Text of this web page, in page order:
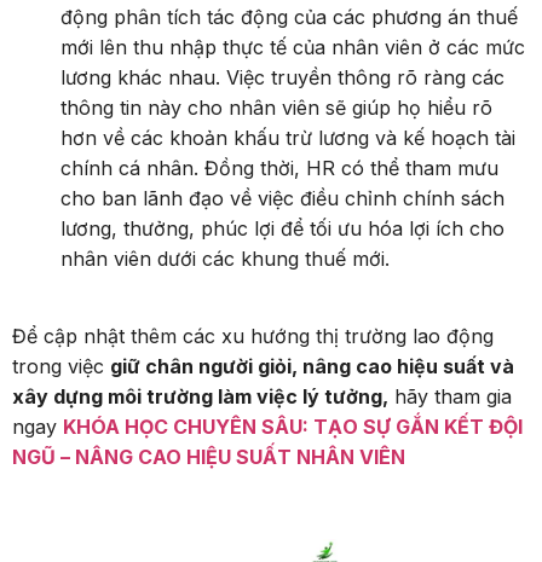
động phân tích tác động của các phương án thuế
mới lên thu nhập thực tế của nhân viên ở các mức
lương khác nhau. Việc truyền thông rõ ràng các
thông tin này cho nhân viên sẽ giúp họ hiểu rõ
hơn về các khoản khấu trừ lương và kế hoạch tài
chính cá nhân. Đồng thời, HR có thể tham mưu
cho ban lãnh đạo về việc điều chỉnh chính sách
lương, thưởng, phúc lợi để tối ưu hóa lợi ích cho
nhân viên dưới các khung thuế mới.
Để cập nhật thêm các xu hướng thị trường lao động
trong việc giữ chân người giỏi, nâng cao hiệu suất và
xây dựng môi trường làm việc lý tưởng, hãy tham gia
ngay KHÓA HỌC CHUYÊN SÂU: TẠO SỰ GẮN KẾT ĐỘI
NGŨ – NÂNG CAO HIỆU SUẤT NHÂN VIÊN